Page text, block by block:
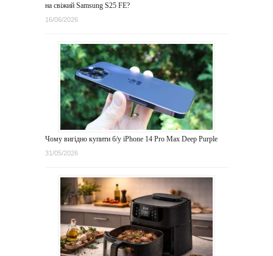
на свіжий Samsung S25 FE?
16/06/2026
Чому вигідно купити б/у iPhone 14 Pro Max Deep Purple
31/05/2026